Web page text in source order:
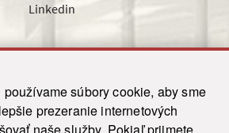
súbory cookie, aby sme
prezeranie internetových
naše služby. Pokiaľ prijmete
Linkedin